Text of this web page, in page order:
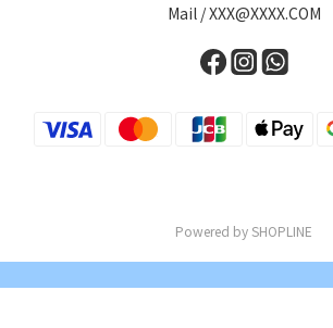
Mail / XXX@XXXX.COM
Powered by SHOPLINE